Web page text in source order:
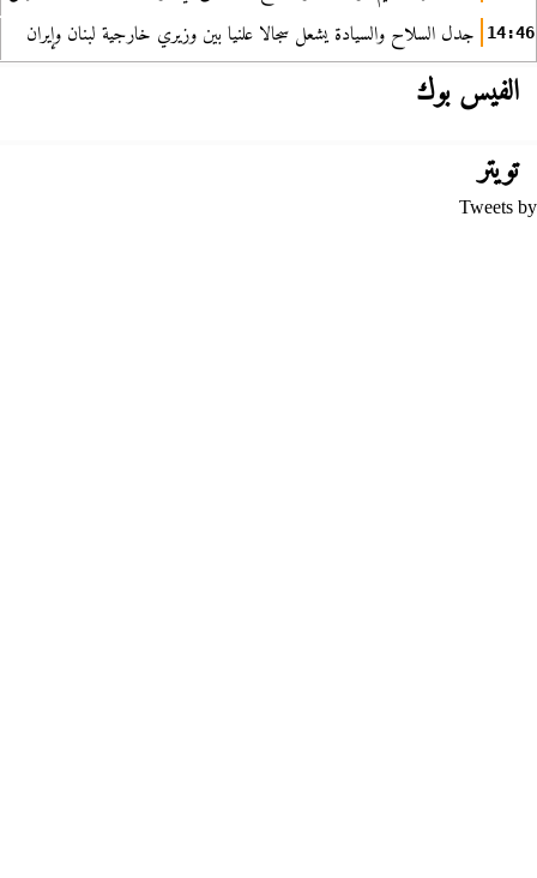
14:46 جدل السلاح والسيادة يشعل سجالا علنيا بين وزيري خارجية لبنان وإيران
الفيس بوك
تويتر
Tweets by